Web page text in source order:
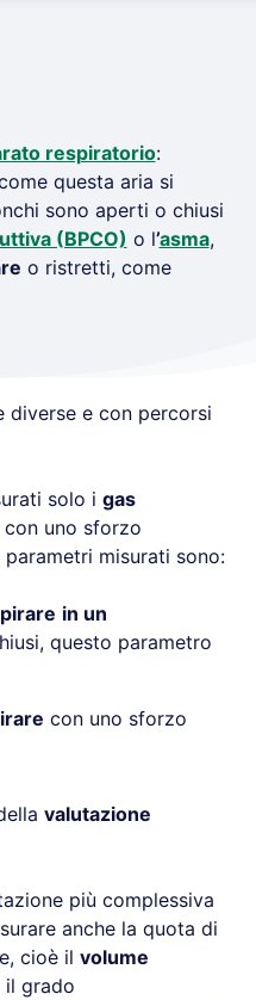
respiratorio:
questa aria si
sono aperti o chiusi
(BPCO) o l’asma,
o ristretti, come
diverse e con percorsi
solo i gas
uno sforzo
misurati sono:
in un
questo parametro
con uno sforzo
valutazione
più complessiva
anche la quota di
cioè il volume
il grado